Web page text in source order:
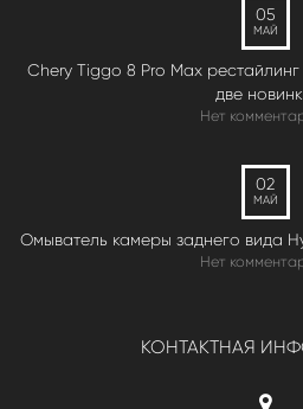
05
МАЙ
Chery Tiggo 8 Pro Max рестайлинг
две
Нет
02
МАЙ
Омыватель камеры заднего вида
Нет
КОНТАКТНАЯ